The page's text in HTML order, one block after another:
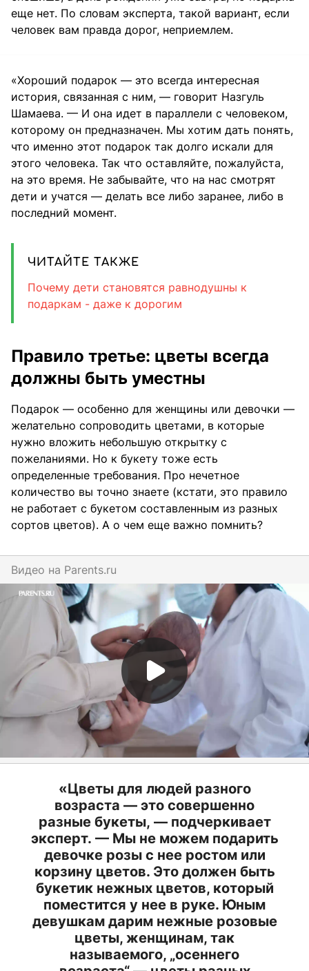
еще нет. По словам эксперта, такой вариант, если
человек вам правда дорог, неприемлем.
«Хороший подарок — это всегда интересная
история, связанная с ним, — говорит Назгуль
Шамаева. — И она идет в параллели с человеком,
которому он предназначен. Мы хотим дать понять,
что именно этот подарок так долго искали для
этого человека. Так что оставляйте, пожалуйста,
на это время. Не забывайте, что на нас смотрят
дети и учатся — делать все либо заранее, либо в
последний момент.
ЧИТАЙТЕ ТАКЖЕ
Почему дети становятся равнодушны к
подаркам - даже к дорогим
Правило третье: цветы всегда
должны быть уместны
Подарок — особенно для женщины или девочки —
желательно сопроводить цветами, в которые
нужно вложить небольшую открытку с
пожеланиями. Но к букету тоже есть
определенные требования. Про нечетное
количество вы точно знаете (кстати, это правило
не работает с букетом составленным из разных
сортов цветов). А о чем еще важно помнить?
Видео на parents.ru
«Цветы для людей разного
возраста — это совершенно
разные букеты, — подчеркивает
эксперт. — Мы не можем подарить
девочке розы с нее ростом или
корзину цветов. Это должен быть
букетик нежных цветов, который
поместится у нее в руке. Юным
девушкам дарим нежные розовые
цветы, женщинам, так
называемого, „осеннего